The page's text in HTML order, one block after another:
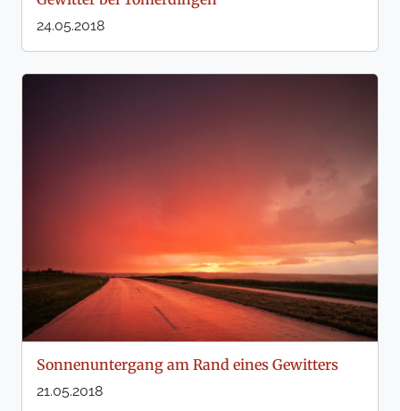
24.05.2018
Sonnenuntergang am Rand eines Gewitters
21.05.2018